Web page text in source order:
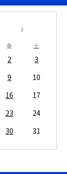
金 土
2
3
9
10
16
17
23
24
30 31